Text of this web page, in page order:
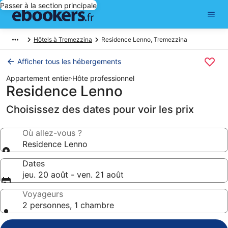
Passer à la section principale
Hôtels à Tremezzina Residence Lenno, Tremezzina
Afficher tous les hébergements
Appartement entier·Hôte professionnel
Residence Lenno
Choisissez des dates pour voir les prix
Où allez-vous ?
Residence Lenno
Dates
jeu. 20 août - ven. 21 août
Voyageurs
2 personnes, 1 chambre